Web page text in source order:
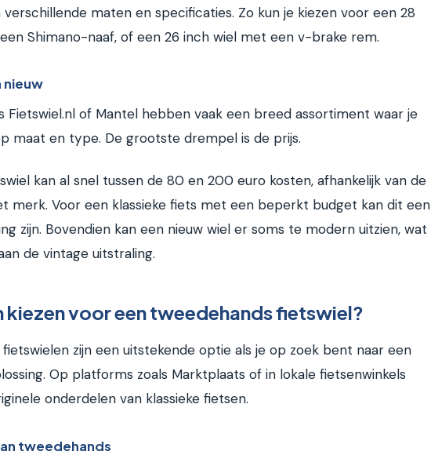
maten en specificaties. Zo kun je kiezen voor een 28
Shimano-naaf, of een 26 inch wiel met een v-brake rem.
nieuw
Fietswiel.nl of Mantel hebben vaak een breed assortiment waar je
maat en type. De grootste drempel is de prijs.
kan al snel tussen de 80 en 200 euro kosten, afhankelijk van de
merk. Voor een klassieke fiets met een beperkt budget kan dit een
zijn. Bovendien kan een nieuw wiel er soms te modern uitzien, wat
de vintage uitstraling.
kiezen voor een tweedehands fietswiel?
fietswielen zijn een uitstekende optie als je op zoek bent naar een
Op platforms zoals Marktplaats of in lokale fietsenwinkels
onderdelen van klassieke fietsen.
tweedehands